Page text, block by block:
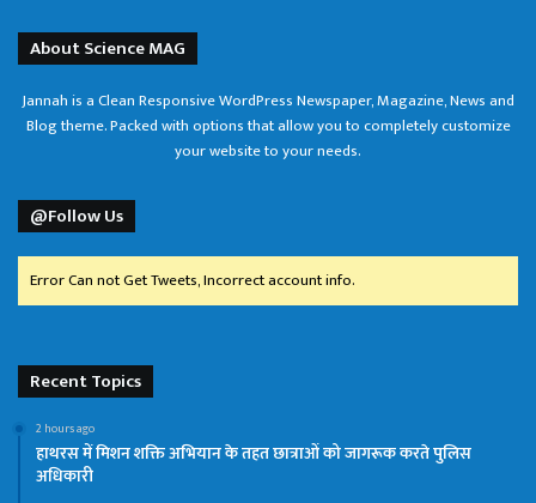
About Science MAG
Jannah is a Clean Responsive WordPress Newspaper, Magazine, News and
Blog theme. Packed with options that allow you to completely customize
your website to your needs.
@Follow Us
Error Can not Get Tweets, Incorrect account info.
Recent Topics
2 hours ago
हाथरस में मिशन शक्ति अभियान के तहत छात्राओं को जागरूक करते पुलिस
अधिकारी